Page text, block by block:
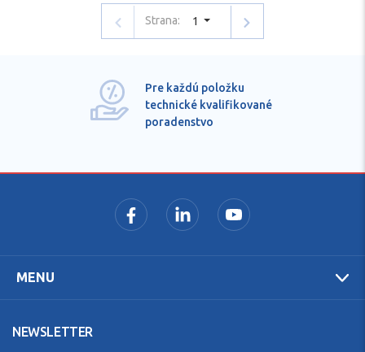
Strana: 1
Pre každú položku
technické kvalifikované
poradenstvo
MENU
NEWSLETTER